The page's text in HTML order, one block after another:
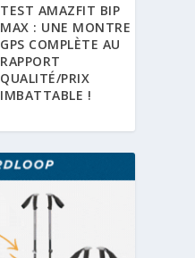
TEST AMAZFIT BIP
MAX : UNE MONTRE
GPS COMPLÈTE AU
RAPPORT
QUALITÉ/PRIX
IMBATTABLE !